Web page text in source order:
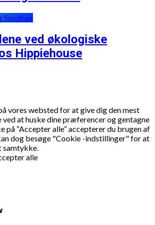
Sundhed
ved økologiske
Hippiehouse
vores websted for at give dig den mest
ved at huske dine præferencer og gentagne
på “Accepter alle” accepterer du brugen af
dog besøge "Cookie -indstillinger" for at
samtykke.
alle